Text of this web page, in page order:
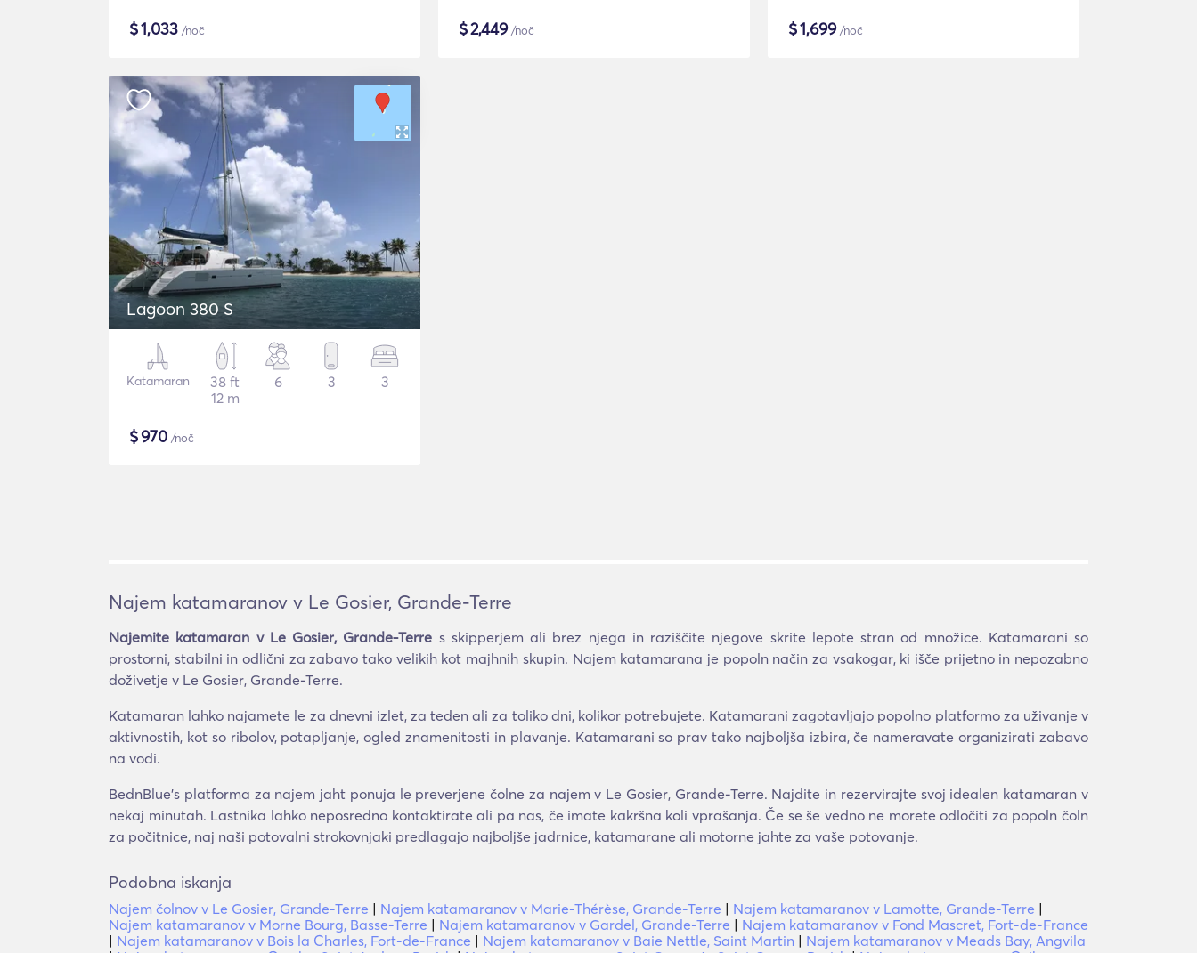
$1,033 /noč $2,449/noč $1,699/noč
Lagoon 380 S
Katamaran
38 ft
12 m
6 3 3
$970 /noč
Najem katamaranov v Le Gosier, Grande-Terre
Najemite katamaran v Le Gosier, Grande-Terre s skipperjem ali brez njega in raziščite njegove skrite lepote stran od množice. Katamarani so
prostorni, stabilni in odlični za zabavo tako velikih kot majhnih skupin. Najem katamarana je popoln način za vsakogar, ki išče prijetno in nepozabno
doživetje v Le Gosier, Grande-Terre.
Katamaran lahko najamete le za dnevni izlet, za teden ali za toliko dni, kolikor potrebujete. Katamarani zagotavljajo popolno platformo za uživanje v
aktivnostih, kot so ribolov, potapljanje, ogled znamenitosti in plavanje. Katamarani so prav tako najboljša izbira, če nameravate organizirati zabavo
na vodi.
BednBlue's platforma za najem jaht ponuja le preverjene čolne za najem v Le Gosier, Grande-Terre. Najdite in rezervirajte svoj idealen katamaran v
nekaj minutah. Lastnika lahko neposredno kontaktirate ali pa nas, če imate kakršna koli vprašanja. Če se še vedno ne morete odločiti za popoln čoln
za počitnice, naj naši potovalni strokovnjaki predlagajo najboljše jadrnice, katamarane ali motorne jahte za vaše potovanje.
Podobna iskanja
Najem čolnov v Le Gosier, Grande-Terre | Najem katamaranov v Marie-Thérèse, Grande-Terre | Najem katamaranov v Lamotte, Grande-Terre |
Najem katamaranov v Morne Bourg, Basse-Terre | Najem katamaranov v Gardel, Grande-Terre | Najem katamaranov v Fond Mascret, Fort-de-France
| Najem katamaranov v Bois la Charles, Fort-de-France | Najem katamaranov v Baie Nettle, Saint Martin | Najem katamaranov v Meads Bay, Angvila